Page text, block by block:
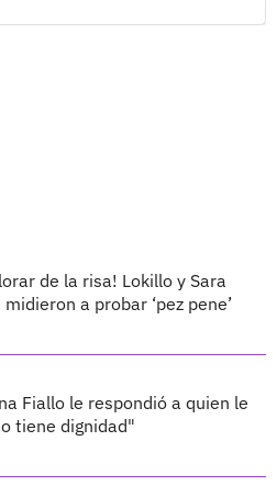
de la risa! Lokillo y Sara
a probar ‘pez pene’
Fiallo le respondió a quien le
tiene dignidad"